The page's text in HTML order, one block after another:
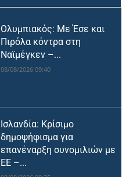
Ολυμπιακός: Με Έσε και
Πιρόλα κόντρα στη
Ναϊμέγκεν –...
08/08/2026 09:40
Ισλανδία: Κρίσιμο
δημοψήφισμα για
επανέναρξη συνομιλιών με
ΕΕ –...